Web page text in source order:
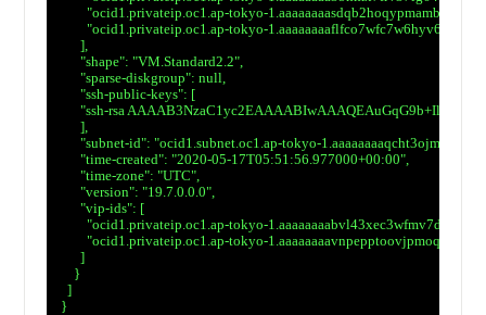
"ocid1.privateip.oc1.ap-tokyo-
"ocid1.privateip.oc1.ap-tokyo-
],
"shape": "VM.Standard2.2",
"sparse-diskgroup": null,
"ssh-public-keys": [
"ssh-rsa
],
"subnet-id": "ocid1.subnet.oc1.ap-tokyo-
"time-created": "2020-05-17T05:51:56.977000+00:00",
"time-zone": "UTC",
"version": "19.7.0.0.0",
"vip-ids": [
"ocid1.privateip.oc1.ap-tokyo-
"ocid1.privateip.oc1.ap-tokyo-
]
}
]
}